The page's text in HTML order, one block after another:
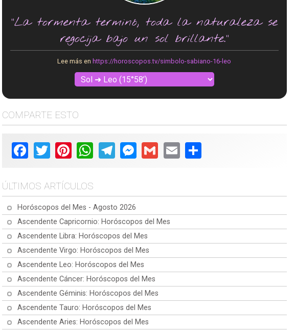
"La tormenta terminó, toda la naturaleza se
regocija bajo un sol brillante."
Lee más en https://horoscopos.tv/simbolo-sabiano-16-leo
COMPARTE ESTO
Facebook
TwitterPinterestWhatsAppTelegramMessenger
Gmail Email
ÚLTIMOS ARTÍCULOS
Horóscopos del Mes - Agosto 2026
Ascendente Capricornio: Horóscopos del Mes
Ascendente Libra: Horóscopos del Mes
Ascendente Virgo: Horóscopos del Mes
Ascendente Leo: Horóscopos del Mes
Ascendente Cáncer: Horóscopos del Mes
Ascendente Géminis: Horóscopos del Mes
Ascendente Tauro: Horóscopos del Mes
Ascendente Aries: Horóscopos del Mes